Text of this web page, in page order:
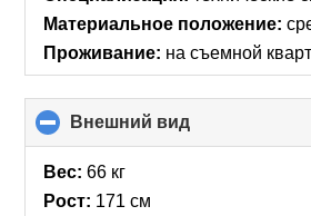
Материальное положение:
Проживание: на съемной
Внешний вид
to
Вес: 66 кг
Рост: 171 см